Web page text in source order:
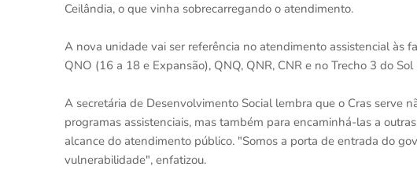
Ceilândia, o que vinha sobrecarregando o atendimento.
A nova unidade vai ser referência no atendimento assistencial às
QNO (16 a 18 e Expansão), QNQ, QNR, CNR e no Trecho 3 do
A secretária de Desenvolvimento Social lembra que o Cras serve
programas assistenciais, mas também para encaminhá-las a
alcance do atendimento público. "Somos a porta de entrada do
vulnerabilidade", enfatizou.